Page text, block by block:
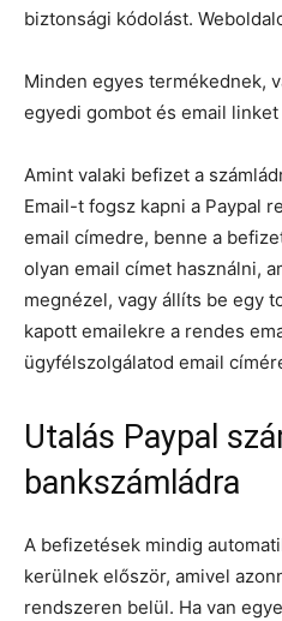
biztonsági kódolást.
Minden egyes termékednek,
egyedi gombot és email
Amint valaki befizet a
Email-t fogsz kapni a Paypal
email címedre, benne a
olyan email címet használni,
megnézel, vagy állíts be egy
kapott emailekre a rendes
ügyfélszolgálatod email
Utalás Paypal
bankszámládra
A befizetések mindig
kerülnek először, amivel
rendszeren belül. Ha van